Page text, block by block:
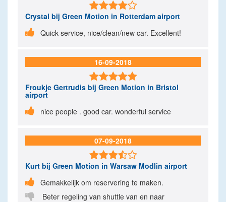

Crystal bij Green Motion in Rotterdam airport
 Quick service, nice/clean/new car. Excellent!
16-09-2018

Froukje Gertrudis bij Green Motion in Bristol
airport

nice people . good car. wonderful service
07-09-2018

Kurt bij Green Motion in Warsaw Modlin airport
 Gemakkelijk om reservering te maken.

Beter regeling van shuttle van en naar